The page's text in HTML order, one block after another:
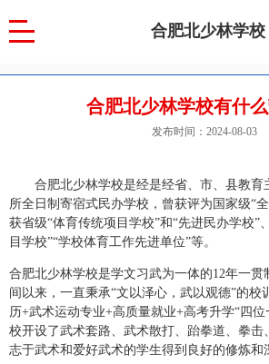
合肥北少林学校
合肥北少林学校有什
发布时间：2024-08-03
合肥北少林学校是经是经省、市、县教育
所全日制寄宿式民办学校，曾获评为国家级“
获省级“体育传统项目学校”和“先进民办学校”
目学校”“学校体育工作先进单位”等。
合肥北少林学校是学文习武为一体的12年一贯
间以来，一直秉承“文以泽心，武以观德”的校
历+武术运动专业+高质量就业+高考升学“四
校开设了武术套路、武术散打、跆拳道、拳击
志于武术和爱好武术的学生得到良好的修炼和